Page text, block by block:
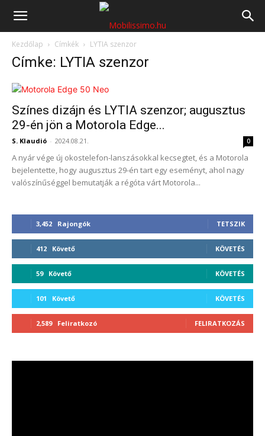
Mobilissimo.hu
Kezdőlap Címkék LYTIA szenzor
Címke: LYTIA szenzor
Színes dizájn és LYTIA szenzor; augusztus
29-én jön a Motorola Edge...
S. Klaudió - 2024.08.21. 0
A nyár vége új okostelefon-lanszásokkal kecsegtet, és a Motorola
bejelentette, hogy augusztus 29-én tart egy eseményt, ahol nagy
valószínűséggel bemutatják a régóta várt Motorola...
3,452 Rajongók TETSZIK
412 Követő KÖVETÉS
59 Követő KÖVETÉS
101 Követő KÖVETÉS
2,589 Feliratkozó FELIRATKOZÁS